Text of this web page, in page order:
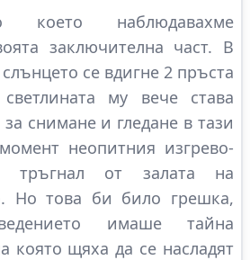
което наблюдавахме
заключителна част. В
се вдигне 2 пръста
му вече става
снимане и гледане в тази
неопитния изгрево-
от залата на
Но това би било грешка,
имаше тайна
която щяха да се насладят